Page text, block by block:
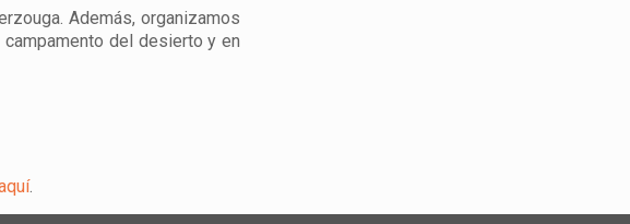
Además, organizamos
del desierto y en
.